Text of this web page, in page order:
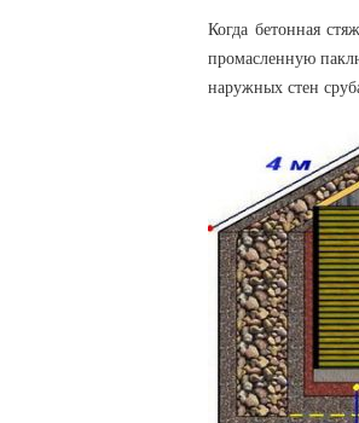
Когда бетонная
промасленную
наружных стен